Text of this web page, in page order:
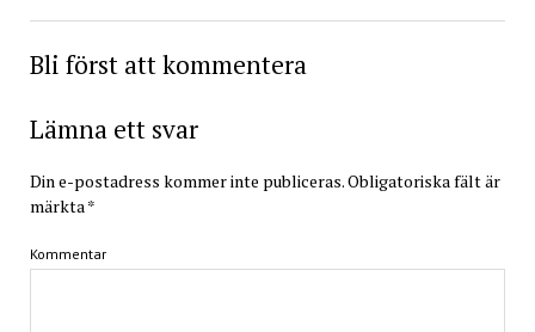
Bli först att kommentera
Lämna ett svar
Din e-postadress kommer inte publiceras.Obligatoriska fält är
märkta *
Kommentar